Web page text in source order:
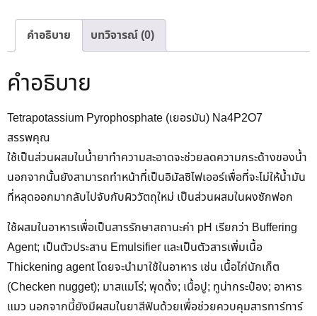
คำอธิบาย บทวิจารณ์ (0)
คำอธิบาย
Tetrapotassium Pyrophosphate (เยอรมัน) Na4P2O7
สรรพคุณ
ใช้เป็นส่วนผสมในน้ำยาทำความสะอาดจะช่วยลดความกระด้างของน้ำ
นอกจากนั้นยังสามารถทำหน้าที่เป็นอิมัลซิไฟเออร์เพื่อที่จะไม่ให้น้ำมัน
ที่หลุดออกมากลับไปจับกับผิววัตถุใหม่ เป็นส่วนผสมในผงซักฟอก
ใช้ผสมในอาหารเพื่อเป็นสารรักษาสถานะค่า pH เรียกว่า Buffering
Agent; เป็นตัวประสาน Emulsifier และเป็นตัวสารเพิ่มเนื้อ
Thickening agent โดยจะนำมาใช้ในอาหาร เช่น เนื้อไก่นักเก็ต
(Checken nugget); มาสแมโร่; พุดดิ้ง; เนื้อปู; ทูน่ากระป๋อง; อาหาร
แมว นอกจากนี้ยังมีผสมในยาสีฟันด้วยเพื่อช่วยควบคุมสารทาร์ทาร์